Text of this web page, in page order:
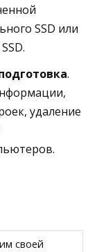
SSD или
.
удаление
своей